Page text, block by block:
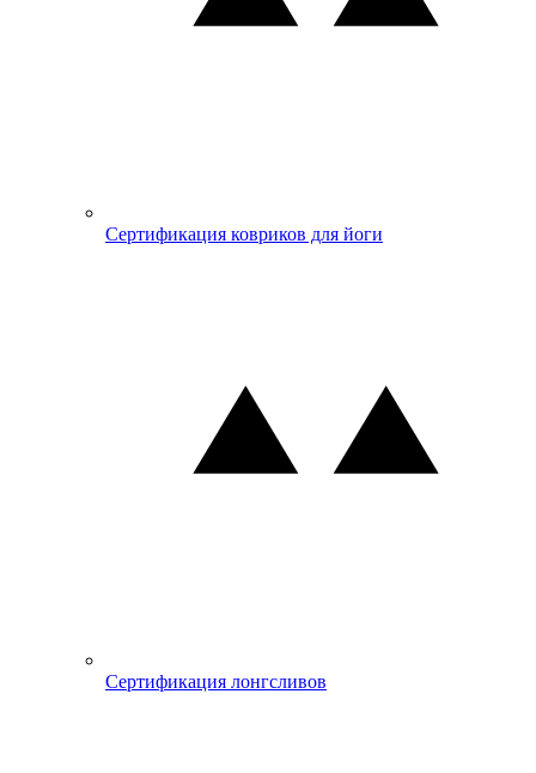
Сертификация ковриков для йоги
Сертификация лонгсливов